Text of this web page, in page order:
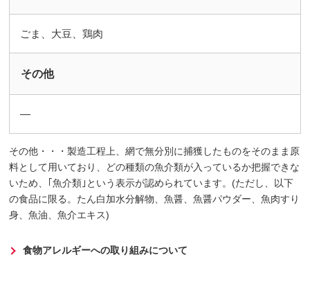
ごま、大豆、鶏肉
その他
―
その他・・・製造工程上、網で無分別に捕獲したものをそのまま原
料として用いており、どの種類の魚介類が入っているか把握できな
いため、｢魚介類｣という表示が認められています。(ただし、以下
の食品に限る。たん白加水分解物、魚醤、魚醤パウダー、魚肉すり
身、魚油、魚介エキス)
食物アレルギーへの取り組みについて